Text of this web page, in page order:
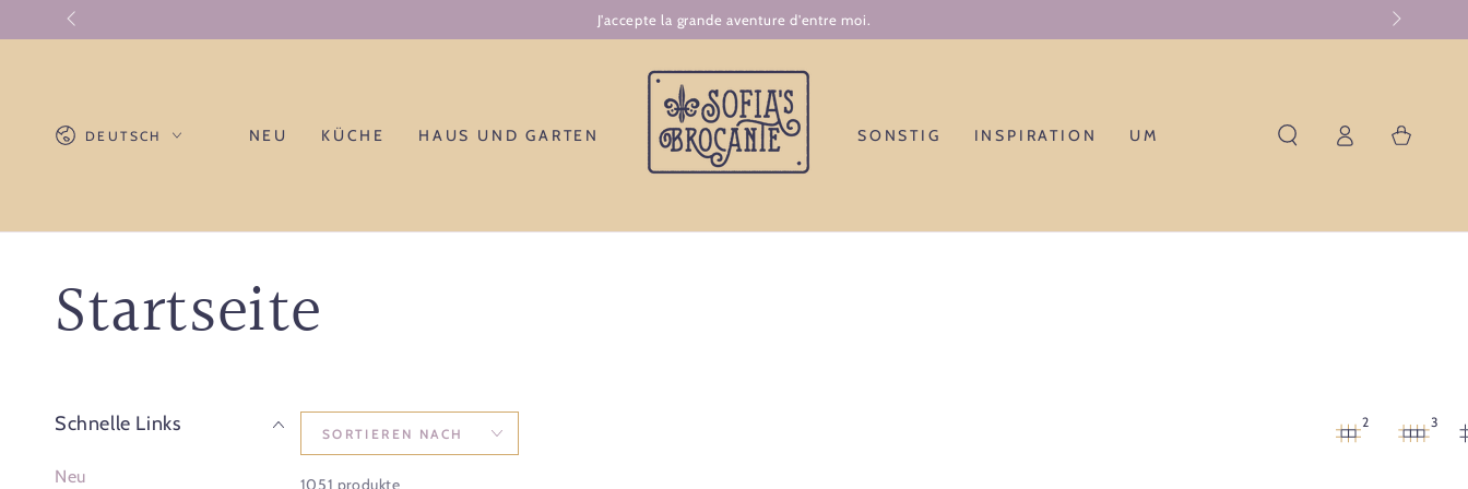
ZUM INHALT
SPRINGEN
J'accepte la grande aventure d'entre moi.
SpracheDEUTSCH NEU KÜCHE HAUS UND GARTEN SONSTIG INSPIRATION UM EinloggenWarenkorb
Kollektion:
Startseite
Schnelle Links
Neu
SORTIEREN NACH
2 3
1051 produkte